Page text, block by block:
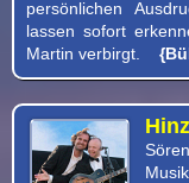
persönlichen
lassen sofort
Martin verbirgt.